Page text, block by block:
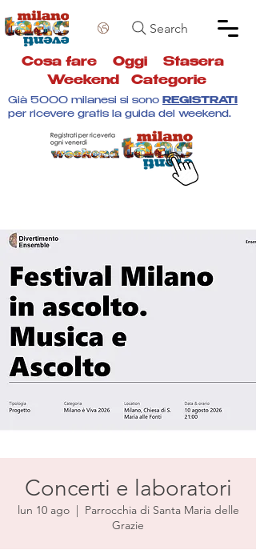
Search
Cosa fare Oggi Stasera
Weekend
Categorie
Già 5000 milanesi si sono REGISTRATI
per ricevere gratis la guida del weekend.
Concerti e laboratori
lun 10 ago
  |
Parrocchia di Santa Maria delle
Grazie